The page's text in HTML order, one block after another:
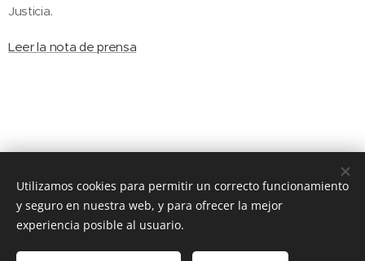
Justicia.
Leer la nota de prensa
© 2020 JUSTICIA Y PAZ C/ Rafael de Riego 16, 3º dcha. Madrid,
28045
Cookies
Idiomas
Utilizamos cookies para permitir un correcto funcionamiento
y seguro en nuestra web, y para ofrecer la mejor
experiencia posible al usuario.